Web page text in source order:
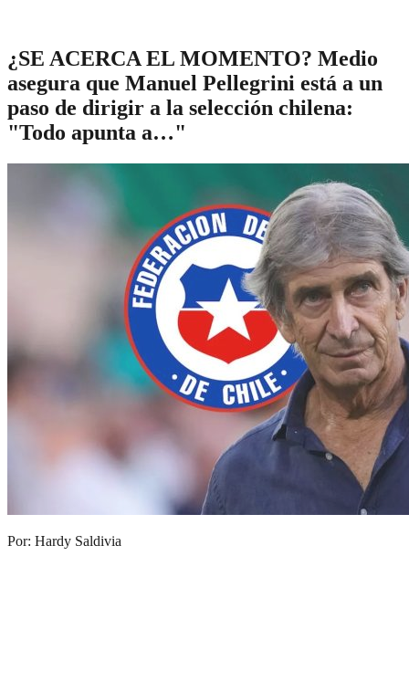
¿SE ACERCA EL MOMENTO? Medio
asegura que Manuel Pellegrini está a un
paso de dirigir a la selección chilena:
"Todo apunta a…"
Por: Hardy Saldivia